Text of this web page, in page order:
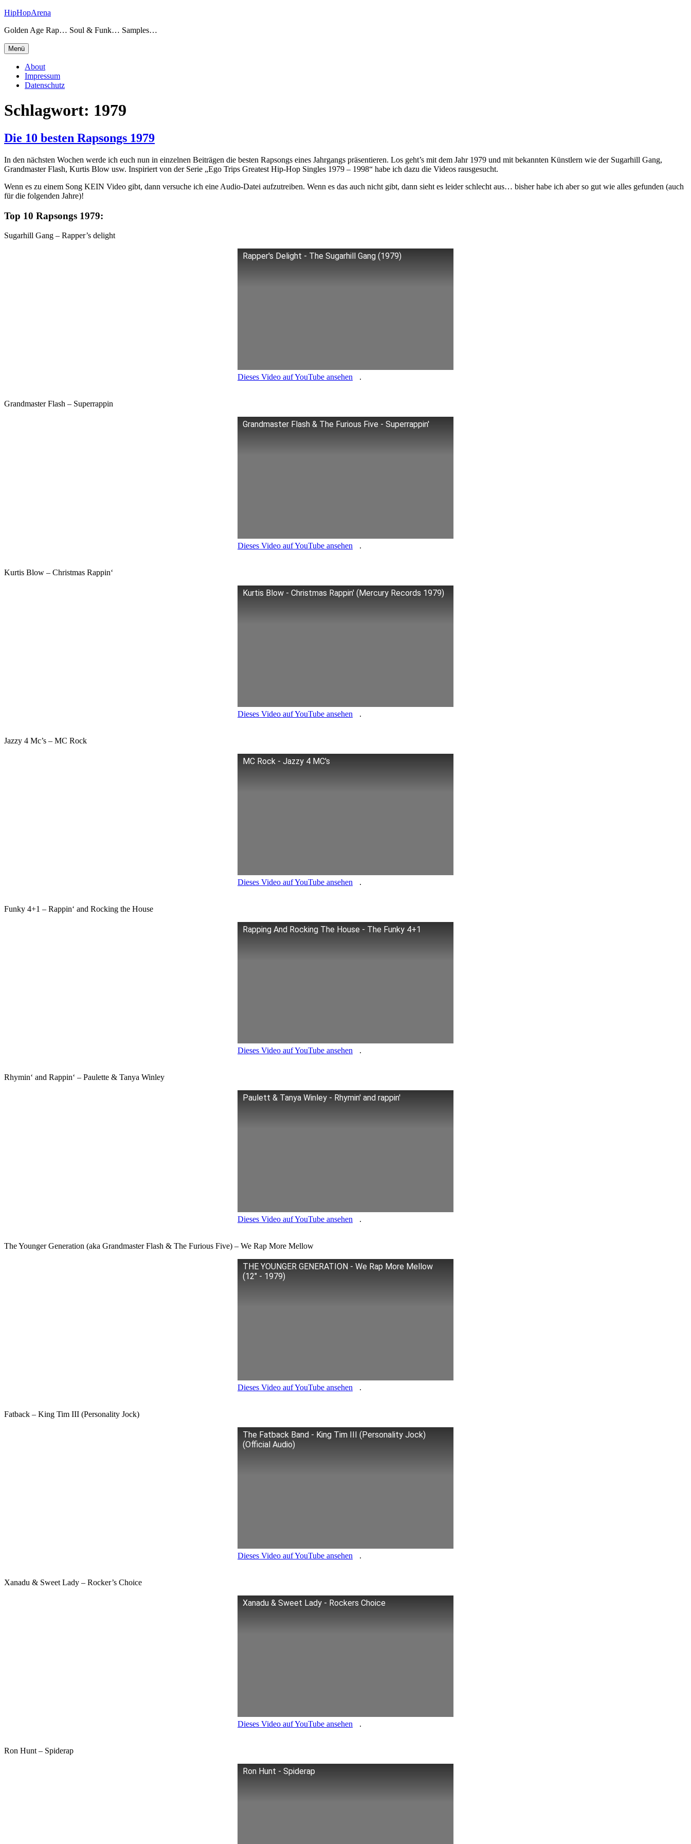
Zum
springen
HipHopArena
Golden Age Rap… Soul & Funk… Samples…
Menü
About
Impressum
Datenschutz
Schlagwort: 1979
Die 10 besten Rapsongs 1979
In den nächsten Wochen werde ich euch nun in einzelnen Beiträgen die besten Rapsongs eines Jahrgangs präsentieren. Los geht’s mit dem Jahr 1979 und mit bekannten Künstlern wie der Sugarhill Gang,
Grandmaster Flash, Kurtis Blow usw. Inspiriert von der Serie „Ego Trips Greatest Hip-Hop Singles 1979 – 1998“ habe ich dazu die Videos rausgesucht.
Wenn es zu einem Song KEIN Video gibt, dann versuche ich eine Audio-Datei aufzutreiben. Wenn es das auch nicht gibt, dann sieht es leider schlecht aus… bisher habe ich aber so gut wie alles gefunden (auch
für die folgenden Jahre)!
Top 10 Rapsongs 1979:
Sugarhill Gang – Rapper’s delight
Rapper's Delight - The Sugarhill Gang (1979)
Dieses Video auf YouTube ansehen .
Grandmaster Flash – Superrappin
Grandmaster Flash & The Furious Five - Superrappin'
Dieses Video auf YouTube ansehen .
Kurtis Blow – Christmas Rappin‘
Kurtis Blow - Christmas Rappin' (Mercury Records 1979)
Dieses Video auf YouTube ansehen .
Jazzy 4 Mc’s – MC Rock
MC Rock - Jazzy 4 MC's
Dieses Video auf YouTube ansehen .
Funky 4+1 – Rappin‘ and Rocking the House
Rapping And Rocking The House - The Funky 4+1
Dieses Video auf YouTube ansehen .
Rhymin‘ and Rappin‘ – Paulette & Tanya Winley
Paulett & Tanya Winley - Rhymin' and rappin'
Dieses Video auf YouTube ansehen .
The Younger Generation (aka Grandmaster Flash & The Furious Five) – We Rap More Mellow
THE YOUNGER GENERATION - We Rap More Mellow
(12" - 1979)
Dieses Video auf YouTube ansehen .
Fatback – King Tim III (Personality Jock)
The Fatback Band - King Tim III (Personality Jock)
(Official Audio)
Dieses Video auf YouTube ansehen .
Xanadu & Sweet Lady – Rocker’s Choice
Xanadu & Sweet Lady - Rockers Choice
Dieses Video auf YouTube ansehen .
Ron Hunt – Spiderap
Ron Hunt - Spiderap